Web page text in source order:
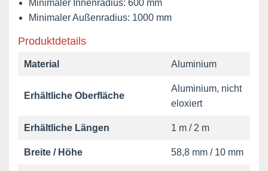
Minimaler Innenradius: 600 mm
Minimaler Außenradius: 1000 mm
Produktdetails
Material Aluminium
Erhältliche Oberfläche
Aluminium, nicht
eloxiert
Erhältliche Längen 1 m / 2 m
Breite / Höhe 58,8 mm / 10 mm